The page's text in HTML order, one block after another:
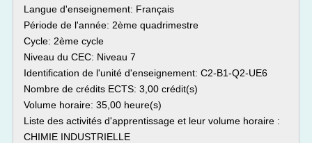
Langue d'enseignement: Français
Période de l'année: 2ème quadrimestre
Cycle: 2ème cycle
Niveau du CEC: Niveau 7
Identification de l'unité d'enseignement: C2-B1-Q2-UE6
Nombre de crédits ECTS: 3,00 crédit(s)
Volume horaire: 35,00 heure(s)
Liste des activités d'apprentissage et leur volume horaire :
CHIMIE INDUSTRIELLE